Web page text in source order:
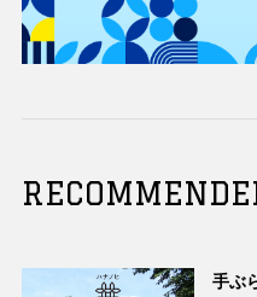
手ぶ